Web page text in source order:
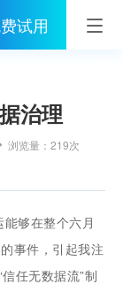
试用
治理
浏览量：219次
够在整个六月
事件，引起我注
任无数据流”制